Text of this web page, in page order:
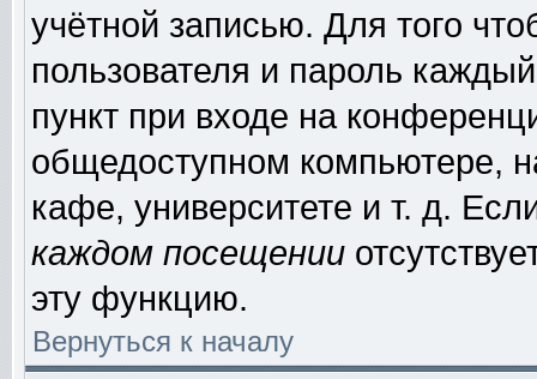
учётной записью. Для того
пользователя и пароль
пункт при входе на
общедоступном компьютере,
кафе, университете и т. д.
каждом посещении
эту функцию.
Вернуться к началу